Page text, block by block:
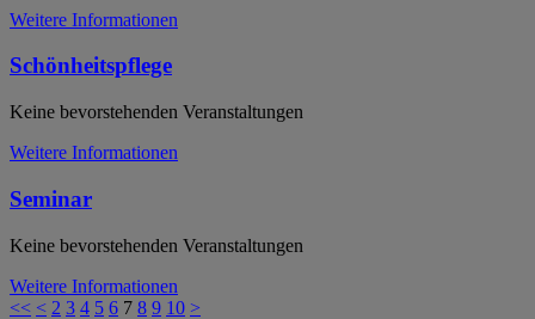
Weitere Informationen
Schönheitspflege
Keine bevorstehenden Veranstaltungen
Weitere Informationen
Seminar
Keine bevorstehenden Veranstaltungen
Weitere Informationen
<< < 2 3 4 5 6 7 8 9 10 >